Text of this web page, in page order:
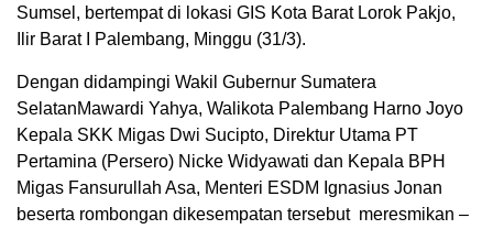
Sumsel, bertempat di lokasi GIS Kota Barat Lorok Pakjo,
Ilir Barat I Palembang, Minggu (31/3).
Dengan didampingi Wakil Gubernur Sumatera
SelatanMawardi Yahya, Walikota Palembang Harno Joyo
Kepala SKK Migas Dwi Sucipto, Direktur Utama PT
Pertamina (Persero) Nicke Widyawati dan Kepala BPH
Migas Fansurullah Asa, Menteri ESDM Ignasius Jonan
beserta rombongan dikesempatan tersebut meresmikan –